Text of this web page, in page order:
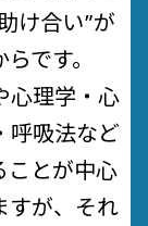
け合い”が
です。
心理学・心
呼吸法など
ことが中心
すが、それ